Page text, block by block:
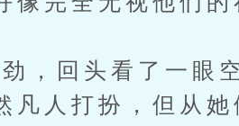
回头看了一眼
凡人打扮，但从